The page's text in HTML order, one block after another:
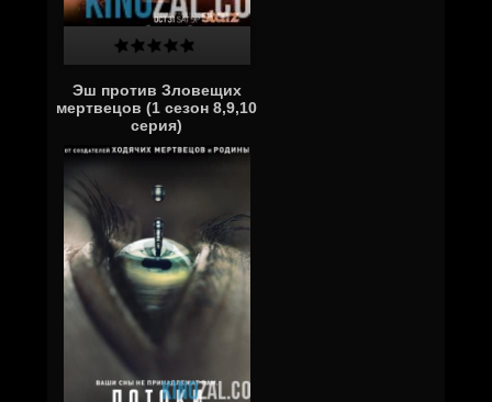
Эш против Зловещих
мертвецов (1 сезон 8,9,10
серия)